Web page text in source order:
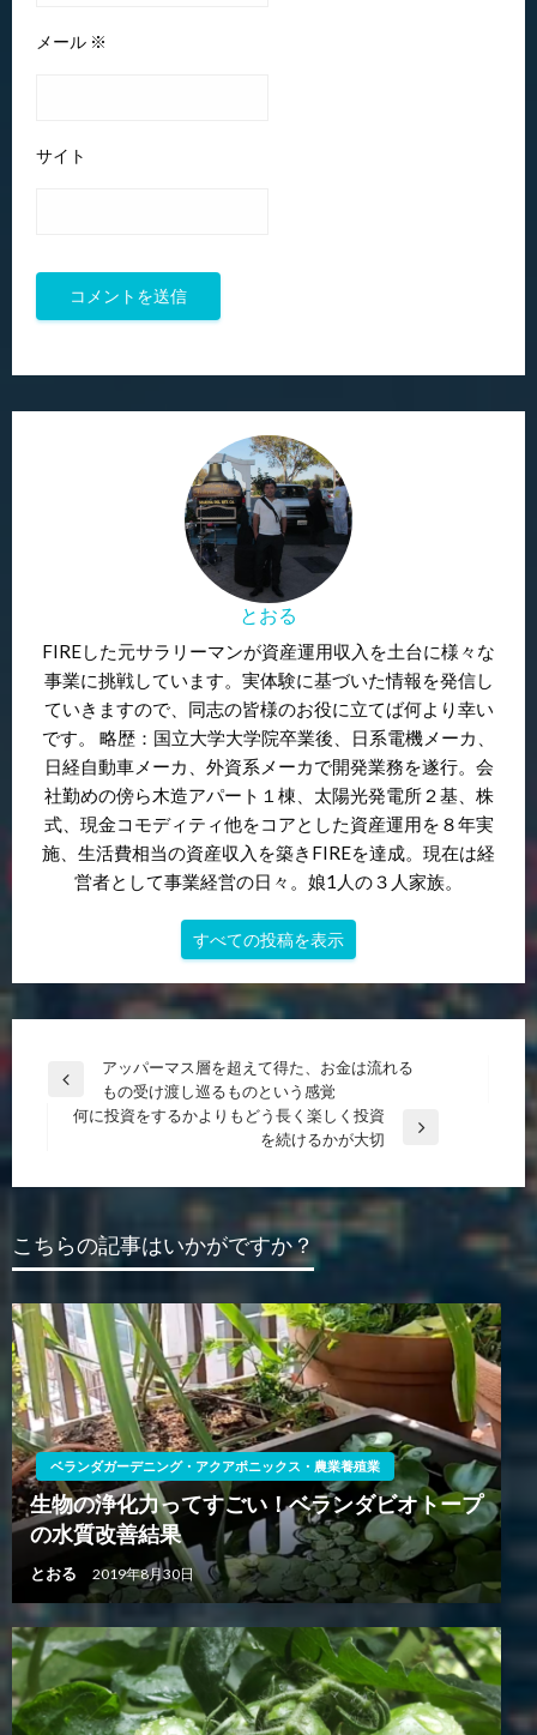
メール ※
サイト
とおる
FIREした元サラリーマンが資産運用収入を土台に様々な
事業に挑戦しています。実体験に基づいた情報を発信し
ていきますので、同志の皆様のお役に立てば何より幸い
です。 略歴：国立大学大学院卒業後、日系電機メーカ、
日経自動車メーカ、外資系メーカで開発業務を遂行。会
社勤めの傍ら木造アパート１棟、太陽光発電所２基、株
式、現金コモディティ他をコアとした資産運用を８年実
施、生活費相当の資産収入を築きFIREを達成。現在は経
営者として事業経営の日々。娘1人の３人家族。
すべての投稿を表示
投
ー
シ
ョ
ン
アッパーマス層を超えて得た、お金は流れる
もの受け渡し巡るものという感覚
投
何に投資をするかよりもどう長く楽しく投資
を続けるかが大切
こちらの記事はいかがですか？
ベランダガーデニング・アクアポニックス・農業養殖業
生物の浄化力ってすごい！ベランダビオトープ
の水質改善結果
とおる 2019年8月30日